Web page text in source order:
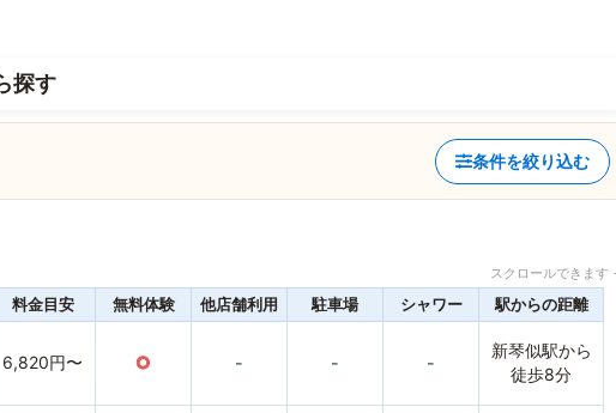
探す
条件を絞り込む
スクロールできま
料金目安 無料体験 他店舗利用 駐車場 シャワー 駅からの距離
6,820円〜 ○ - - -
新琴似駅から
徒歩8分